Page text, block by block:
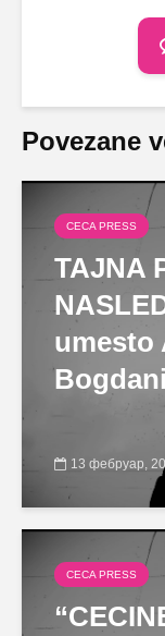
Povezane
CECA PRESS
TAJNA
umesto
13 фебруар,
CECA PRESS